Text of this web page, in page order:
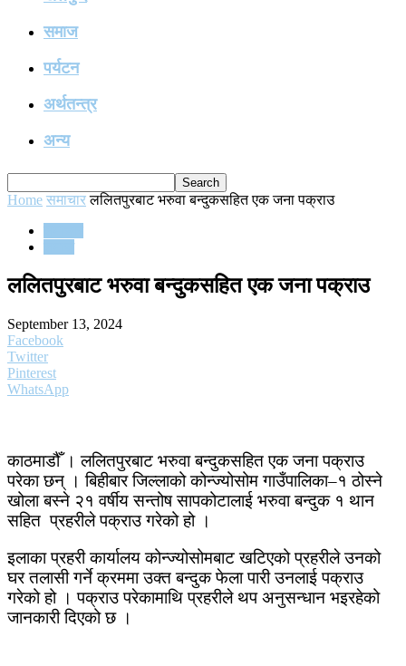
समाज
पर्यटन
अर्थतन्त्र
अन्य
Home समाचार ललितपुरबाट भरुवा बन्दुकसहित एक जना पक्राउ
ललितपुरबाट भरुवा बन्दुकसहित एक जना पक्राउ
September 13, 2024
Facebook
Twitter
Pinterest
WhatsApp
काठमाडौँ । ललितपुरबाट भरुवा बन्दुकसहित एक जना पक्राउ
परेका छन् । बिहीबार जिल्लाको कोन्ज्योसोम गाउँपालिका–१ ठोस्ने
खोला बस्ने २१ वर्षीय सन्तोष सापकोटालाई भरुवा बन्दुक १ थान
सहित प्रहरीले पक्राउ गरेको हो ।
इलाका प्रहरी कार्यालय कोन्ज्योसोमबाट खटिएको प्रहरीले उनको
घर तलासी गर्ने क्रममा उक्त बन्दुक फेला पारी उनलाई पक्राउ
गरेको हो । पक्राउ परेकामाथि प्रहरीले थप अनुसन्धान भइरहेको
जानकारी दिएको छ ।